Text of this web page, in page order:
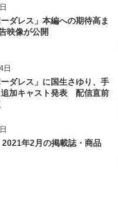
ーダレス」本編への期待高ま
映像が公開
日
ーダレス」に国生さゆり、手
追加キャスト発表 配信直前
2021年2月の掲載誌・商品